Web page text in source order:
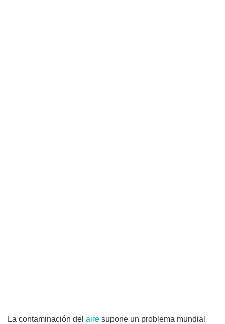
La contaminación del aire supone un problema mundial